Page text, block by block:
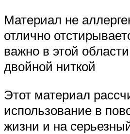
Материал не
отлично
важно в этой
двойной ниткой
Этот материал
использование в
жизни и на